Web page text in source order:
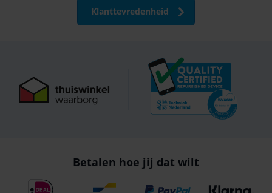
Klanttevredenheid
Betalen hoe jij dat wilt